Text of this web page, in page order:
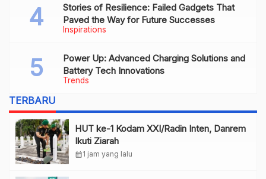
Inspirations
Stories of Resilience: Failed Gadgets That
Paved the Way for Future Successes
Trends
Power Up: Advanced Charging Solutions and
Battery Tech Innovations
TERBARU
HUT ke-1 Kodam XXI/Radin Inten, Danrem
Ikuti Ziarah
calendar_month1 jam yang lalu